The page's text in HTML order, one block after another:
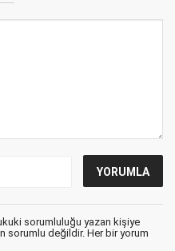
sorumluluğu yazan kişiye
sorumlu değildir. Her bir yorum